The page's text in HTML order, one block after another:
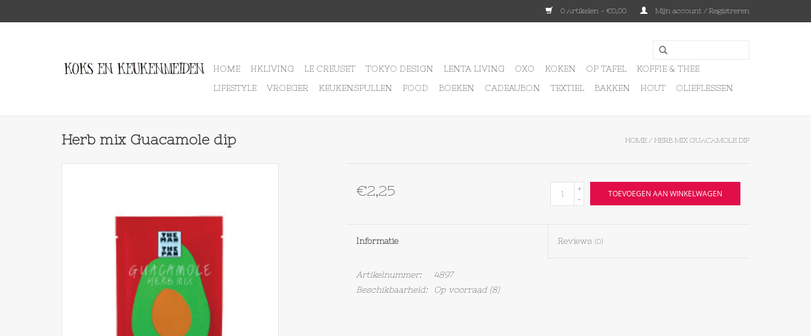
0 Artikelen - €0,00 Mijn account / Registreren
HOME HKLIVING LE CREUSET TOKYO DESIGN LENTA LIVING OXO KOKEN OP TAFEL
KOFFIE & THEE
LIFESTYLE
VROEGER KEUKENSPULLEN FOOD BOEKEN CADEAUBON TEXTIEL BAKKEN HOUT OLIEFLESSEN
Herb mix Guacamole dip HOME / HERB MIX GUACAMOLE DIP
€2,25
+
-
TOEVOEGEN AAN WINKELWAGEN
Informatie Reviews (0)
Artikelnummer:
4897
Beschikbaarheid:
Op voorraad(8)